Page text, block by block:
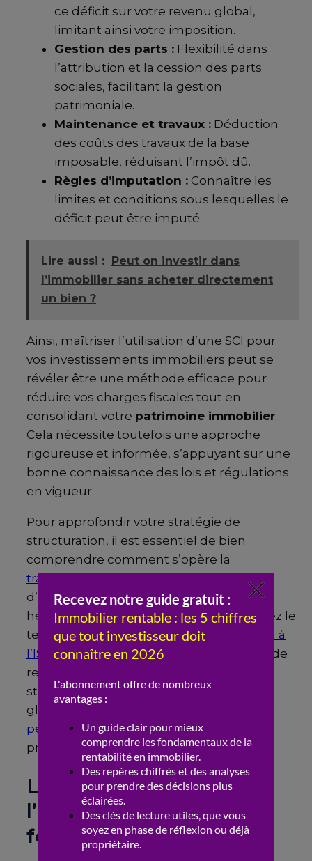
ce déficit sur votre revenu global,
limitant ainsi votre imposition.
Gestion des parts : Flexibilité dans
l’attribution et la cession des parts
sociales, facilitant la gestion
patrimoniale.
Maintenance et travaux : Déduction
des coûts des travaux de la base
imposable, réduisant l’impôt dû.
Règles d’imputation : Connaître les
limites et conditions sous lesquelles le
déficit peut être imputé.
Lire aussi : Peut on investir dans
l’immobilier sans acheter directement
un bien ?
Ainsi, maîtriser l’utilisation d’une SCI pour
vos investissements immobiliers peut se
révéler être une méthode efficace pour
réduire vos charges fiscales tout en
consolidant votre patrimoine immobilier.
Cela nécessite toutefois une approche
rigoureuse et informée, s’appuyant sur une
bonne connaissance des lois et régulations
en vigueur.
Pour approfondir votre stratégie de
structuration, il est essentiel de bien
comprendre comment s’opère la
transmission d’un bien via une SCI
d’anticiper les frais de succession. Si vous
hésitez encore sur le régime fiscal, prenez le
temps d’analyser le dilemme
SCI à l’IR ou à
l’IS : comment choisirselon vos objectifs de
revenus. Enfin, gardez en tête que cette
structure impacte aussi votre patrimoine
global, notamment pour savoir si
permet d’éviter l’IFIdans votre situation
précise.
L’impact de laSCIsur
l’ impositiondesrevenus
fonciers